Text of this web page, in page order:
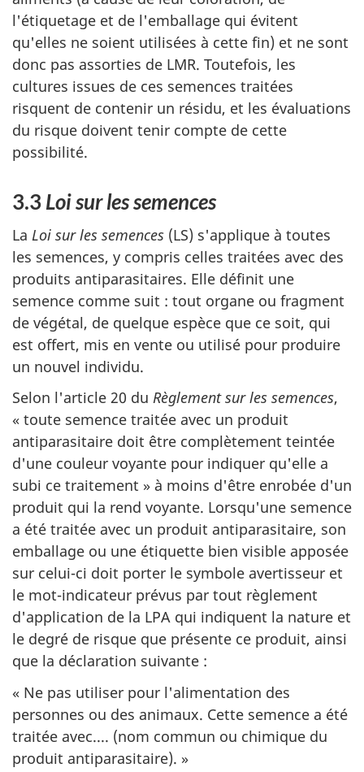
l'étiquetage et de l'emballage qui évitent
qu'elles ne soient utilisées à cette fin) et ne sont
donc pas assorties de LMR. Toutefois, les
cultures issues de ces semences traitées
risquent de contenir un résidu, et les évaluations
du risque doivent tenir compte de cette
possibilité.
3.3Loi sur les semences
La Loi sur les semences (LS) s'applique à toutes
les semences, y compris celles traitées avec des
produits antiparasitaires. Elle définit une
semence comme suit : tout organe ou fragment
de végétal, de quelque espèce que ce soit, qui
est offert, mis en vente ou utilisé pour produire
un nouvel individu.
Selon l'article 20 du Règlement sur les semences,
« toute semence traitée avec un produit
antiparasitaire doit être complètement teintée
d'une couleur voyante pour indiquer qu'elle a
subi ce traitement » à moins d'être enrobée d'un
produit qui la rend voyante. Lorsqu'une semence
a été traitée avec un produit antiparasitaire, son
emballage ou une étiquette bien visible apposée
sur celui-ci doit porter le symbole avertisseur et
le mot-indicateur prévus par tout règlement
d'application de la LPA qui indiquent la nature et
le degré de risque que présente ce produit, ainsi
que la déclaration suivante :
« Ne pas utiliser pour l'alimentation des
personnes ou des animaux. Cette semence a été
traitée avec.... (nom commun ou chimique du
produit antiparasitaire). »